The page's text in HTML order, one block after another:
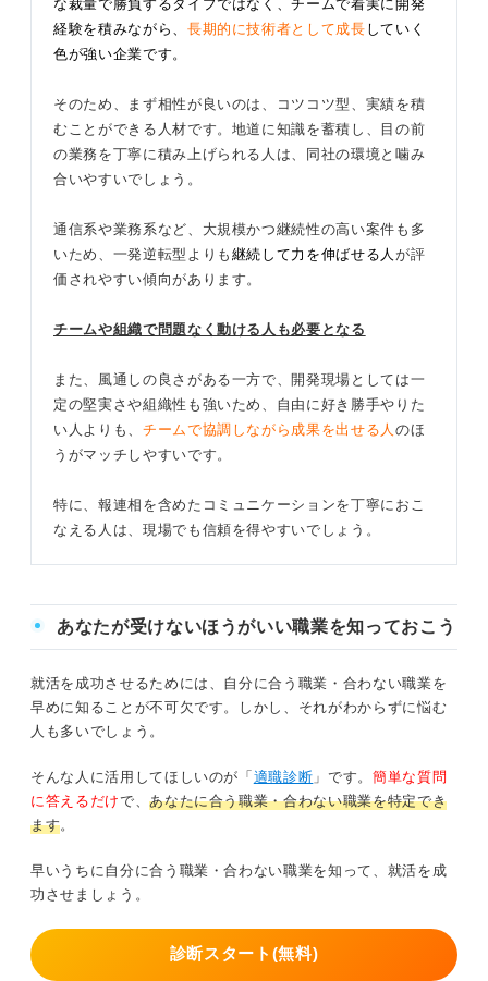
な裁量で勝負するタイプではなく、チームで着実に開発
経験を積みながら、 長期的に技術者として成長 していく
色が強い企業です。
そのため、まず相性が良いのは、コツコツ型、実績を積
むことができる人材です。地道に知識を蓄積し、目の前
の業務を丁寧に積み上げられる人は、同社の環境と噛み
合いやすいでしょう。
通信系や業務系など、大規模かつ継続性の高い案件も多
いため、一発逆転型よりも 継続して力を伸ばせる人 が評
価されやすい傾向があります。
チームや組織で問題なく動ける人も必要となる
また、風通しの良さがある一方で、開発現場としては一
定の堅実さや組織性も強いため、自由に好き勝手やりた
い人よりも、 チームで協調しながら成果を出せる人 のほ
うがマッチしやすいです。
特に、報連相を含めたコミュニケーションを丁寧におこ
なえる人は、現場でも信頼を得やすいでしょう。
あなたが受けないほうがいい職業を知っておこう
就活を成功させるためには、自分に合う職業・合わない職業を
早めに知ることが不可欠です。しかし、それがわからずに悩む
人も多いでしょう。
そんな人に活用してほしいのが「適職診断 」です。 簡単な質問
に答えるだけで、あなたに合う職業・合わない職業を特定でき
ます。
早いうちに自分に合う職業・合わない職業を知って、就活を成
功させましょう。
診断スタート(無料)